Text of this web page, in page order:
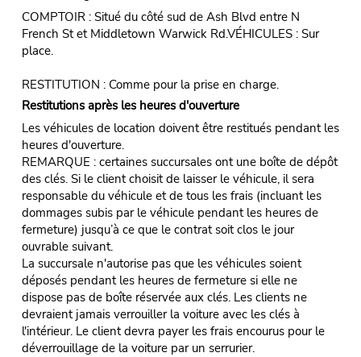
COMPTOIR : Situé du côté sud de Ash Blvd entre N
French St et Middletown Warwick Rd.VÉHICULES : Sur
place.
RESTITUTION : Comme pour la prise en charge.
Restitutions après les heures d'ouverture
Les véhicules de location doivent être restitués pendant les
heures d'ouverture.
REMARQUE : certaines succursales ont une boîte de dépôt
des clés. Si le client choisit de laisser le véhicule, il sera
responsable du véhicule et de tous les frais (incluant les
dommages subis par le véhicule pendant les heures de
fermeture) jusqu’à ce que le contrat soit clos le jour
ouvrable suivant.
La succursale n'autorise pas que les véhicules soient
déposés pendant les heures de fermeture si elle ne
dispose pas de boîte réservée aux clés. Les clients ne
devraient jamais verrouiller la voiture avec les clés à
l'intérieur. Le client devra payer les frais encourus pour le
déverrouillage de la voiture par un serrurier.